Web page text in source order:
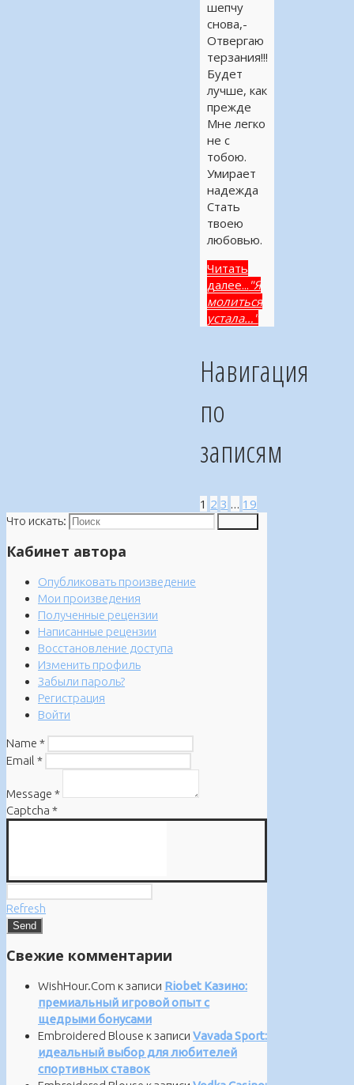
шепчу
снова,-
Отвергаю
терзания!!!
Будет
лучше, как
прежде
Мне легко
не с
тобою.
Умирает
надежда
Стать
твоею
любовью.
Читать
далее... "Я
молиться
устала…"
Навигация
по
записям
1 2 3 … 19
Что искать:
Кабинет автора
Опубликовать произведение
Мои произведения
Полученные рецензии
Написанные рецензии
Восстановление доступа
Изменить профиль
Забыли пароль?
Регистрация
Войти
Name *
Email *
Message *
Captcha *
Refresh
Свежие комментарии
WishHour.Com к записи Riobet Казино:
премиальный игровой опыт с
щедрыми бонусами
Embroidered Blouse к записи Vavada Sport:
идеальный выбор для любителей
спортивных ставок